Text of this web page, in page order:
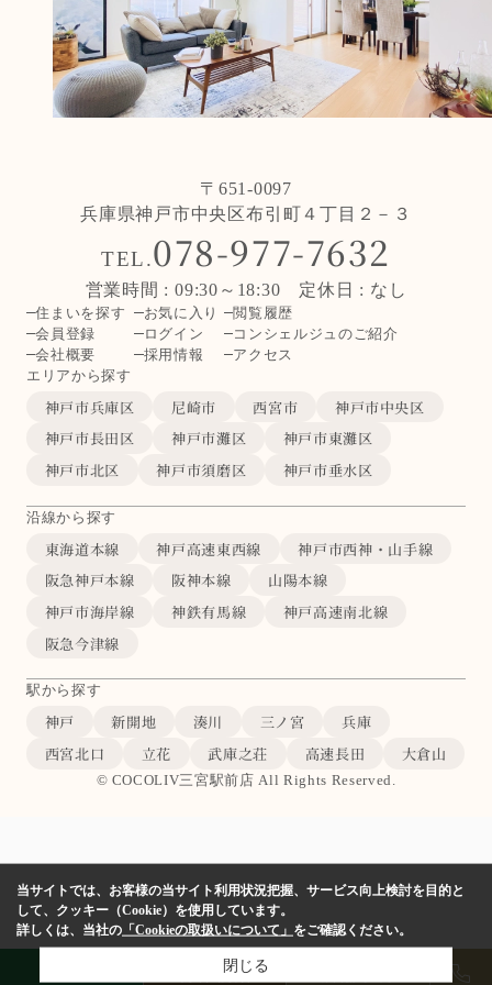
物件検索
〒651-0097
兵庫県神戸市中央区布引町４丁目２－３
TEL.078-977-7632
営業時間 : 09:30～18:30 定休日 : なし
住まいを探す お気に入り
閲覧履歴
会員登録
ログイン
コンシェルジュのご紹介
会社概要
採用情報
アクセス
エリアから探す
神戸市兵庫区 尼崎市 西宮市
神戸市中央区
神戸市長田区
神戸市灘区
神戸市東灘区
神戸市北区
神戸市須磨区 神戸市垂水区
沿線から探す
東海道本線 神戸高速東西線
神戸市西神・山手線
阪急神戸本線
阪神本線
山陽本線
神戸市海岸線
神鉄有馬線
神戸高速南北線
阪急今津線
駅から探す
神戸 新開地 湊川 三ノ宮
兵庫
西宮北口
立花 武庫之荘 高速長田 大倉山
© COCOLIV三宮駅前店 All Rights Reserved.
当サイトでは、お客様の当サイト利用状況把握、サービス向上検討を目的と
して、クッキー（Cookie）を使用しています。
詳しくは、当社の 「Cookieの取扱いについて」 をご確認ください。
閉じる